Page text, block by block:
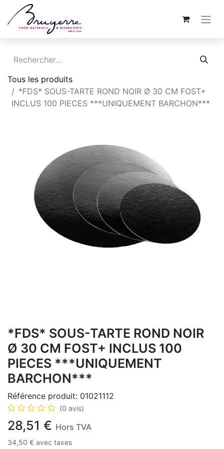
Tous les produits
*FDS* SOUS-TARTE ROND NOIR Ø 30 CM FOST+
INCLUS 100 PIECES ***UNIQUEMENT BARCHON***
*FDS* SOUS-TARTE ROND NOIR
Ø 30 CM FOST+ INCLUS 100
PIECES ***UNIQUEMENT
BARCHON***
Référence produit: 01021112
(0 avis)
28,51 € Hors TVA
34,50 € avec taxes